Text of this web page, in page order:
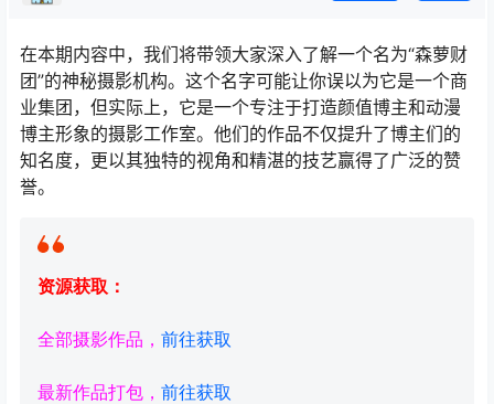
在本期内容中，我们将带领大家深入了解一个名为“森萝财
团”的神秘摄影机构。这个名字可能让你误以为它是一个商
业集团，但实际上，它是一个专注于打造颜值博主和动漫
博主形象的摄影工作室。他们的作品不仅提升了博主们的
知名度，更以其独特的视角和精湛的技艺赢得了广泛的赞
誉。
资源获取：
全部摄影作品， 前往获取
最新作品打包， 前往获取